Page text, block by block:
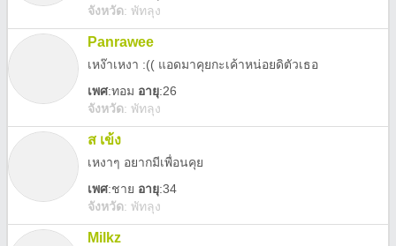
จังหวัด: พัทลุง
Panrawee
เหง๊าเหงา :(( แอดมาคุยกะเค้าหน่อยดิตัวเธอ
เพศ:ทอม อายุ:26
จังหวัด: พัทลุง
ส เข้ง
เหงาๆ อยากมีเพื่อนคุย
เพศ:ชาย อายุ:34
จังหวัด: พัทลุง
Milkz